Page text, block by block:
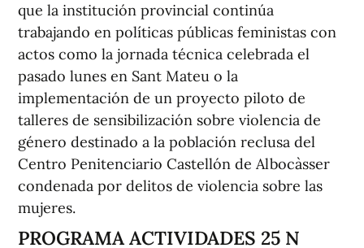
que la institución provincial continúa
trabajando en políticas públicas feministas con
actos como la jornada técnica celebrada el
pasado lunes en Sant Mateu o la
implementación de un proyecto piloto de
talleres de sensibilización sobre violencia de
género destinado a la población reclusa del
Centro Penitenciario Castellón de Albocàsser
condenada por delitos de violencia sobre las
mujeres.
PROGRAMA ACTIVIDADES 25 N